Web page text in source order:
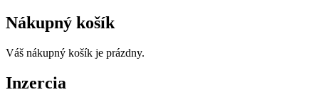
Nákupný košík
Váš nákupný košík je prázdny.
Inzercia